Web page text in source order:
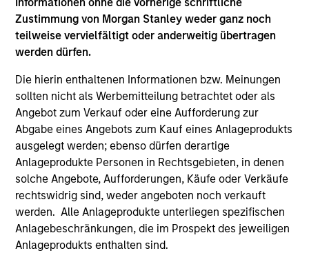
Zustimmung von Morgan Stanley weder ganz noch
teilweise vervielfältigt oder anderweitig übertragen
werden dürfen.
Die hierin enthaltenen Informationen bzw. Meinungen
sollten nicht als Werbemitteilung betrachtet oder als
Angebot zum Verkauf oder eine Aufforderung zur
Abgabe eines Angebots zum Kauf eines Anlageprodukts
ausgelegt werden; ebenso dürfen derartige
Anlageprodukte Personen in Rechtsgebieten, in denen
solche Angebote, Aufforderungen, Käufe oder Verkäufe
rechtswidrig sind, weder angeboten noch verkauft
werden. Alle Anlageprodukte unterliegen spezifischen
Anlagebeschränkungen, die im Prospekt des jeweiligen
Anlageprodukts enthalten sind.
Preise und Wertentwicklung
Die Wertentwicklung in der Vergangenheit ist kein
verlässlicher Indikator für die künftige
Wertentwicklung. Die Rendite kann infolge von
Währungsschwankungen steigen oder sinken. Alle
Performanceangaben werden auf Basis der
Nettoinventarwerte (NIW) berechnet. Alle
Performance- und Index-Daten stammen von